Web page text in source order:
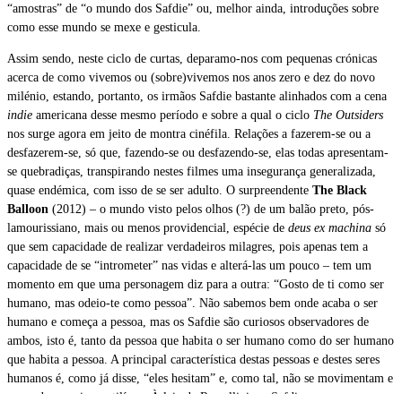
“amostras” de “o mundo dos Safdie” ou, melhor ainda, introduções sobre
como esse mundo se mexe e gesticula.
Assim sendo, neste ciclo de curtas, deparamo-nos com pequenas crónicas
acerca de como vivemos ou (sobre)vivemos nos anos zero e dez do novo
milénio, estando, portanto, os irmãos Safdie bastante alinhados com a cena
indie americana desse mesmo período e sobre a qual o ciclo The Outsiders
nos surge agora em jeito de montra cinéfila. Relações a fazerem-se ou a
desfazerem-se, só que, fazendo-se ou desfazendo-se, elas todas apresentam-
se quebradiças, transpirando nestes filmes uma insegurança generalizada,
quase endémica, com isso de se ser adulto. O surpreendente The Black
Balloon (2012) – o mundo visto pelos olhos (?) de um balão preto, pós-
lamourissiano, mais ou menos providencial, espécie de deus ex machina só
que sem capacidade de realizar verdadeiros milagres, pois apenas tem a
capacidade de se “intrometer” nas vidas e alterá-las um pouco – tem um
momento em que uma personagem diz para a outra: “Gosto de ti como ser
humano, mas odeio-te como pessoa”. Não sabemos bem onde acaba o ser
humano e começa a pessoa, mas os Safdie são curiosos observadores de
ambos, isto é, tanto da pessoa que habita o ser humano como do ser humano
que habita a pessoa. A principal característica destas pessoas e destes seres
humanos é, como já disse, “eles hesitam” e, como tal, não se movimentam e